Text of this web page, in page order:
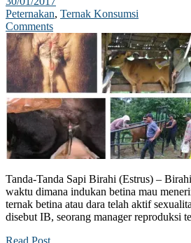
Peternakan, Ternak Konsumsi
Comments
Tanda-Tanda Sapi Birahi (Estrus) –
waktu dimana indukan betina mau
ternak betina atau dara telah aktif
disebut IB, seorang manager reproduksi